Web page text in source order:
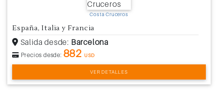
Costa Cruceros
España, Italia y Francia
Salida desde: Barcelona
Precios desde: 882 USD
VER DETALLES